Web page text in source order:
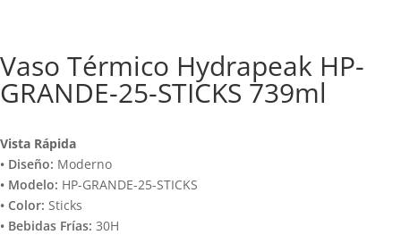
Vaso Térmico Hydrapeak HP-
GRANDE-25-STICKS 739ml
Vista Rápida
• Diseño: Moderno
• Modelo: HP-GRANDE-25-STICKS
• Color: Sticks
• Bebidas Frías: 30H